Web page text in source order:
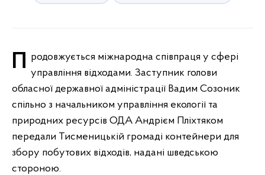
Продовжується міжнародна співпраця у сфері управління відходами. Заступник голови
обласної державної адміністрації Вадим Созоник
спільно з начальником управління екології та
природних ресурсів ОДА Андрієм Пліхтяком
передали Тисменицькій громаді контейнери для
збору побутових відходів, надані шведською
стороною.